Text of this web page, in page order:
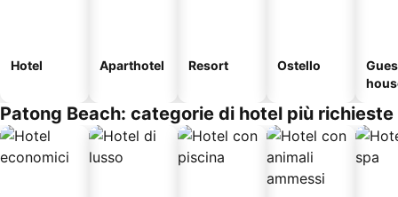
Hotel Aparthotel Resort Ostello
Patong Beach: categorie di hotel più richieste